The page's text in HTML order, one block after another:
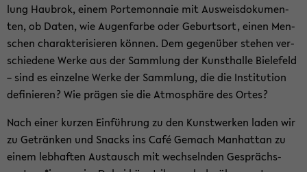
lung Hau­brok, einem Porte­mon­naie mit Aus­weis­do­ku­men­
ten, ob Daten, wie Au­gen­far­be oder Ge­burts­ort, einen Men­
schen cha­rak­te­ri­sie­ren kön­nen. Dem ge­gen­über ste­hen ver­
schie­de­ne Werke aus der Samm­lung der Kunst­hal­le Bie­le­feld
– sind es ein­zel­ne Werke der Samm­lung, die die In­sti­tu­ti­on
de­fi­nie­ren? Wie prä­gen sie die At­mo­sphä­re des Ortes?
Nach einer kur­zen Ein­füh­rung zu den Kunst­wer­ken laden wir
zu Ge­trän­ken und Snacks ins Café Ge­mach Man­hat­tan zu
einem leb­haf­ten Aus­tausch mit wech­seln­den Ge­sprächs­